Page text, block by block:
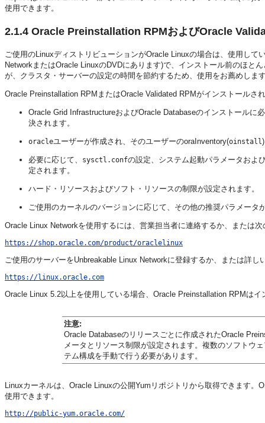
使用できます。
2.1.4 Oracle Preinstallation RPMおよびOracle
ご使用のLinuxディストリビューションがOracle Linuxの場合は、使用し
NetworkまたはOracle LinuxのDVDにあります)で、インストール前のほと
が、クラスタ・サーバーの設定の時間を節約するため、使用をお薦めしま
Oracle Preinstallation RPMまたはOracle Validated RPMがインストールさ
Oracle Grid InfrastructureおよびOracle Databaseのインストールに
決されます。
oracleユーザーが作成され、そのユーザーのoraInventory(oinstall
必要に応じて、 sysctl.confの設定、システム起動パラメータおよ
定されます。
ハード・リソースおよびソフト・リソースの制限が設定されます。
ご使用のカーネルのバージョンに応じて、その他の推奨パラメータ
Oracle Linux Networkを使用するには、営業担当者に連絡するか、または
https://shop.oracle.com/product/oraclelinux
ご使用のサーバーをUnbreakable Linux Networkに登録するか、または詳
https://linux.oracle.com
Oracle Linux 5.2以上を使用している場合、Oracle Preinstallation RPMは
注意:
Oracle Databaseのリリースごとに作成されたOracle
メータとリソース制限が設定されます。複数のソフトウ
テム構成を手動で行う必要があります。
Linuxカーネルは、Oracle Linuxの公開Yumリポジトリから取得できます
使用できます。
http://public-yum.oracle.com/